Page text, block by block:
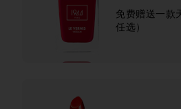
免费赠送一款
任选）